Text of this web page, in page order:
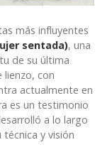
más influyentes
sentada), una
de su última
lienzo, con
actualmente en
es un testimonio
a lo largo
técnica y visión